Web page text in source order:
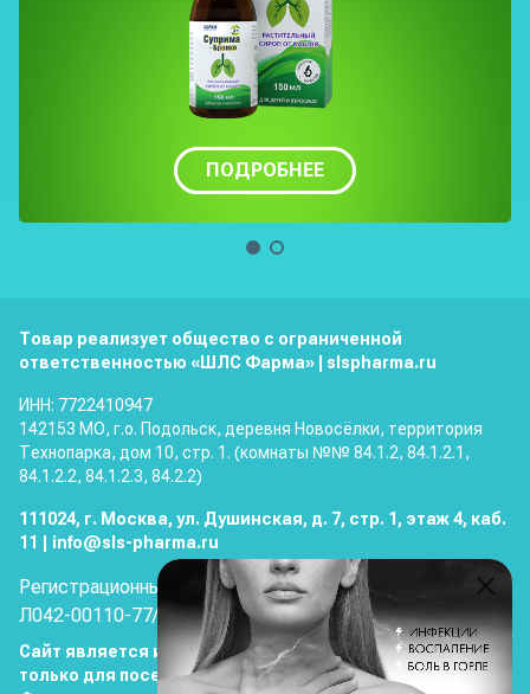
Когда грозит
боль в горле
ПОДРОБНЕЕ
Товар реализует общество с ограниченной
ответственностью «ШЛС Фарма» slspharma.ru
ИНН: 7722410947
142153 МО, г.о. Подольск, деревня Новосёлки, территория
Технопарка, дом 10, стр. 1. (комнаты №№ 84.1.2, 84.1.2.1,
84.1.2.2, 84.1.2.3, 84.2.2)
111024, г. Москва, ул. Душинская, д. 7, стр. 1, этаж 4, каб.
11
info@sls-pharma.ru
Регистрационный номер лицензии:
Л042-00110-77/00168239
Сайт является информационным и предназначен
только для посетителей старше 18 лет из Российской